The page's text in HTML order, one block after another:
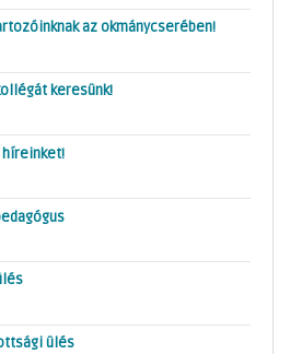
az okmánycserében!
keresünk!
híreinket!
ülés